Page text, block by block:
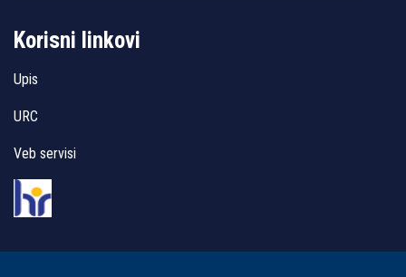
Korisni linkovi
Upis
URC
Veb servisi